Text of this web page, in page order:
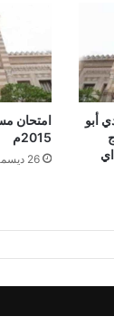
نائب رئيس
الجائزة
الأوقاف :
خلال برنامج
أبو
2015م
26 ديسمبر,2014